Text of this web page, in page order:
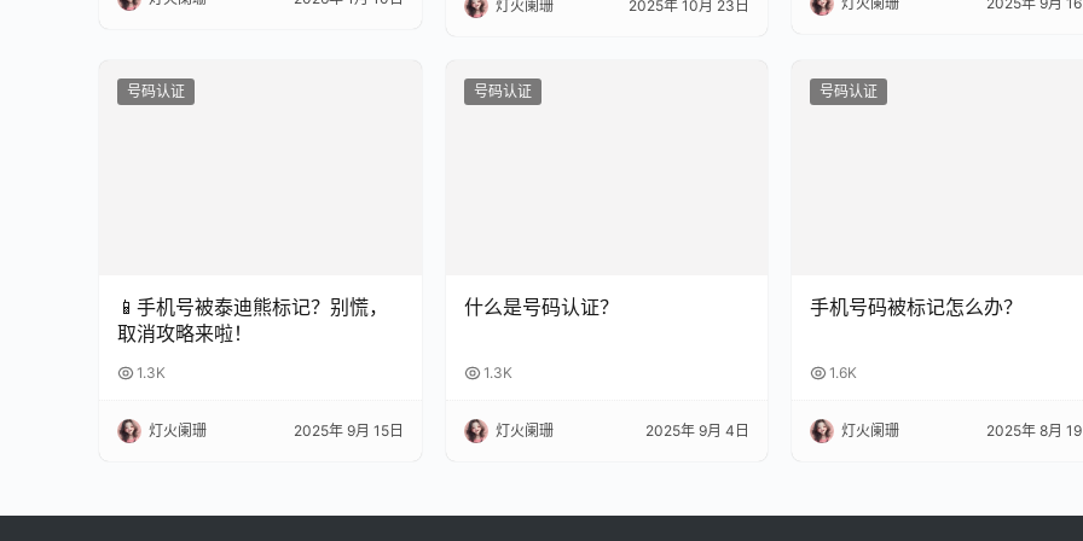
灯火阑珊 2025年 10月 23日
号码认证
📱手机号被泰迪熊标记？别慌，
取消攻略来啦！
1.3K
灯火阑珊 2025年 9月 15日
号码认证
什么是号码认证？
1.3K
灯火阑珊 2025年 9月 4日
号码认证
手机号码被标记怎么办？
1.6K
灯火阑珊 2025年 8月 19